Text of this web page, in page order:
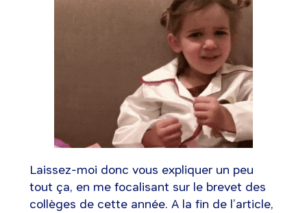
Laissez-moi donc vous expliquer un peu
tout ça, en me focalisant sur le brevet des
collèges de cette année. A la fin de l’article,